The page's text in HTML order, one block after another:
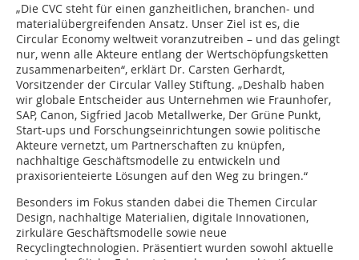
„Die CVC steht für einen ganzheitlichen, branchen- und
materialübergreifenden Ansatz. Unser Ziel ist es, die
Circular Economy weltweit voranzutreiben – und das gelingt
nur, wenn alle Akteure entlang der Wertschöpfungsketten
zusammenarbeiten“, erklärt Dr. Carsten Gerhardt,
Vorsitzender der Circular Valley Stiftung. „Deshalb haben
wir globale Entscheider aus Unternehmen wie Fraunhofer,
SAP, Canon, Sigfried Jacob Metallwerke, Der Grüne Punkt,
Start-ups und Forschungseinrichtungen sowie politische
Akteure vernetzt, um Partnerschaften zu knüpfen,
nachhaltige Geschäftsmodelle zu entwickeln und
praxisorienteierte Lösungen auf den Weg zu bringen.“
Besonders im Fokus standen dabei die Themen Circular
Design, nachhaltige Materialien, digitale Innovationen,
zirkuläre Geschäftsmodelle sowie neue
Recyclingtechnologien. Präsentiert wurden sowohl aktuelle